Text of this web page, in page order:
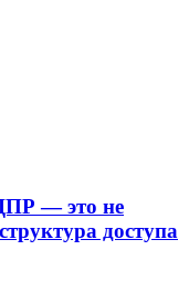
— это не
доступа